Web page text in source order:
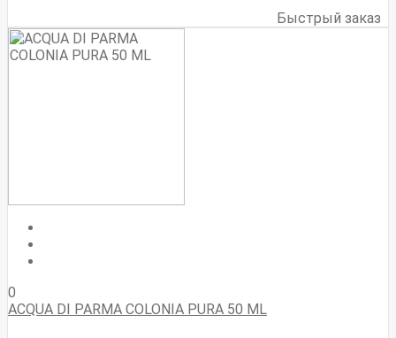
Быстрый заказ
0
ACQUA DI PARMA COLONIA PURA 50 ML